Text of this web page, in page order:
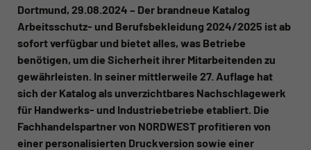
Dortmund, 29.08.2024 – Der brandneue Katalog
Arbeitsschutz- und Berufsbekleidung 2024/2025 ist ab
sofort verfügbar und bietet alles, was Betriebe
benötigen, um die Sicherheit ihrer Mitarbeitenden zu
gewährleisten. In seiner mittlerweile 27. Auflage hat
sich der Katalog als unverzichtbares Nachschlagewerk
für Handwerks- und Industriebetriebe etabliert. Die
Fachhandelspartner von NORDWEST profitieren von
einer personalisierten Druckversion sowie einer